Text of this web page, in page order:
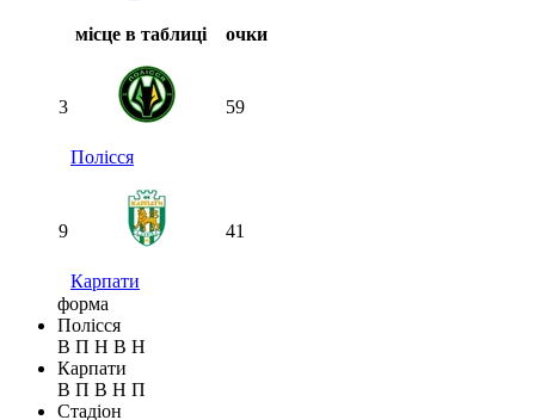
місце в таблиці очки
3
Полісся
59
9
Карпати
41
форма
Полісся
В П Н В Н
Карпати
В П В Н П
Стадіон